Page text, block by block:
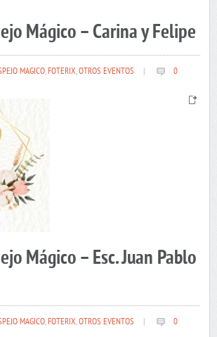
Mágico – Carina y Felipe
MAGICO,FOTERIX,OTROS EVENTOS 0
Mágico – Esc. Juan Pablo
MAGICO,FOTERIX,OTROS EVENTOS 0